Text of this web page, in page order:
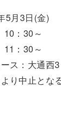
月3日(金)
30～
：30～
：大通西
中止とな